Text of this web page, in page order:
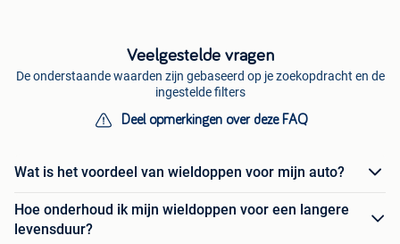
Veelgestelde vragen
De onderstaande waarden zijn gebaseerd op je zoekopdracht en de
ingestelde filters
Deel opmerkingen over deze FAQ
Wat is het voordeel van wieldoppen voor mijn auto?
Hoe onderhoud ik mijn wieldoppen voor een langere
levensduur?